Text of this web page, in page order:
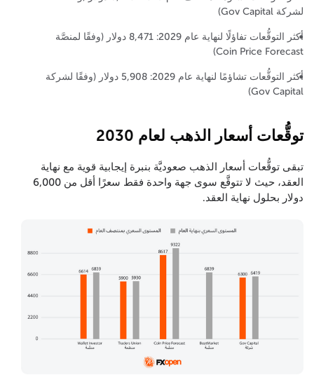
لشركة Gov Capital)
أكثر التوقُّعات تفاؤلًا لنهاية عام 2029: 8,471 دولار (وفقًا لمنصَّة
Coin Price Forecast)
أكثر التوقُّعات تشاؤمًا لنهاية عام 2029: 5,908 دولار (وفقًا لشركة
Gov Capital)
توقُّعات أسعار الذهب لعام 2030
تبقى توقُّعات أسعار الذهب صعوديَّة بنبرة إيجابية قوية مع نهاية
العقد، حيث لا تتوقَّع سوى جهة واحدة فقط سعرًا أقل من 6,000
دولار بحلول نهاية العقد.